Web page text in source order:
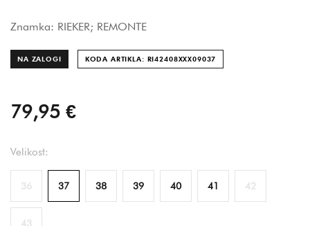
Znamka: RIEKER; REMONTE
NA ZALOGI KODA ARTIKLA: RI42408XXX09037
79,95 €
Velikost:
36 37 38 39 40 41 42
43